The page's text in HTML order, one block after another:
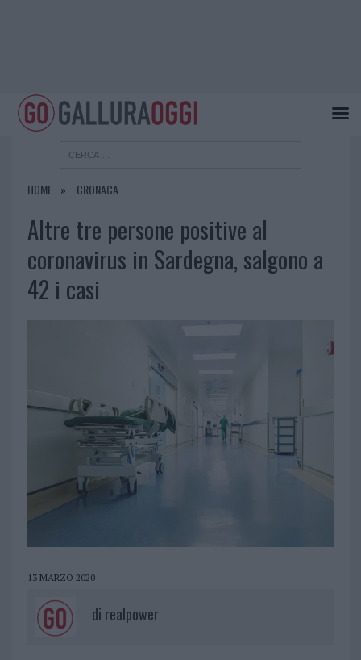
HOME CRONACA
Altre tre persone positive al
coronavirus in Sardegna, salgono a
42 i casi
13 MARZO 2020
di realpower